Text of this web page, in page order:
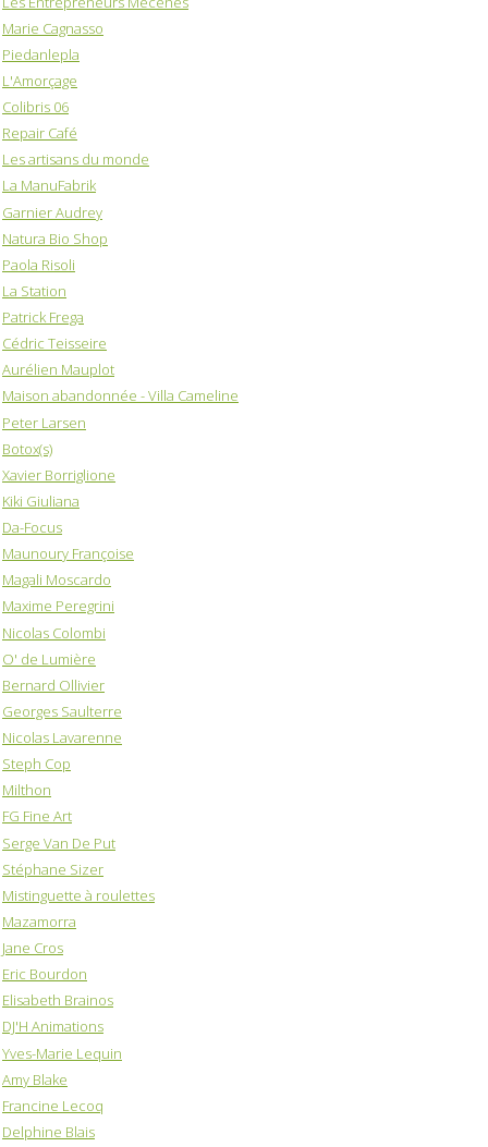
Marie Cagnasso
Piedanlepla
L'Amorçage
Colibris 06
Repair Café
Les artisans du monde
La ManuFabrik
Garnier Audrey
Natura Bio Shop
Paola Risoli
La Station
Patrick Frega
Cédric Teisseire
Aurélien Mauplot
Maison abandonnée - Villa Cameline
Peter Larsen
Botox(s)
Xavier Borriglione
Kiki Giuliana
Da-Focus
Maunoury Françoise
Magali Moscardo
Maxime Peregrini
Nicolas Colombi
O' de Lumière
Bernard Ollivier
Georges Saulterre
Nicolas Lavarenne
Steph Cop
Milthon
FG Fine Art
Serge Van De Put
Stéphane Sizer
Mistinguette à roulettes
Mazamorra
Jane Cros
Eric Bourdon
Elisabeth Brainos
DJ'H Animations
Yves-Marie Lequin
Amy Blake
Francine Lecoq
Delphine Blais